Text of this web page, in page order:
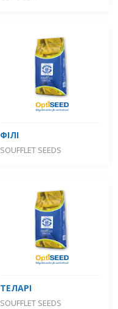
ФІЛІ
SOUFFLET SEEDS
ТЕЛАРІ
SOUFFLET SEEDS